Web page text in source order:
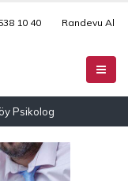
10 40 Randevu Al
Psikolog